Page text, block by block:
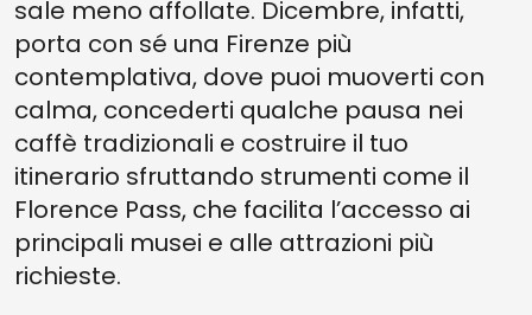
sale meno affollate. Dicembre, infatti,
porta con sé una Firenze più
contemplativa, dove puoi muoverti con
calma, concederti qualche pausa nei
caffè tradizionali e costruire il tuo
itinerario sfruttando strumenti come il
Florence Pass, che facilita l’accesso ai
principali musei e alle attrazioni più
richieste.